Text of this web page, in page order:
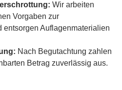
Wir arbeiten
Vorgaben zur
entsorgen Auflagenmaterialien
Nach Begutachtung zahlen
Betrag zuverlässig aus.